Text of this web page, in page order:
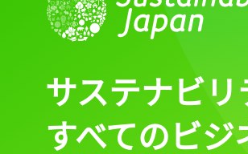
サステナビ
すべてのビ